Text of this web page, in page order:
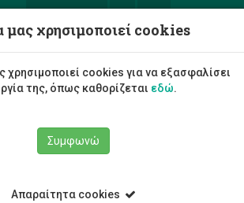
Επιστημών και Διαχείρισης
Επιστημών, Βιοτεχνολογίας και
μας χρησιμοποιεί cookies
χρησιμοποιεί cookies για να εξασφαλίσει
της, όπως καθορίζεται εδώ.
Συμφωνώ
Απαραίτητα cookies